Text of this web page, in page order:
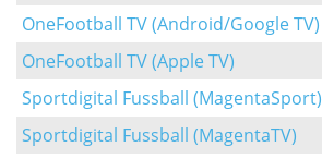
OneFootball TV (Android/Google TV)
OneFootball TV (Apple TV)
Sportdigital Fussball (MagentaSport)
Sportdigital Fussball (MagentaTV)